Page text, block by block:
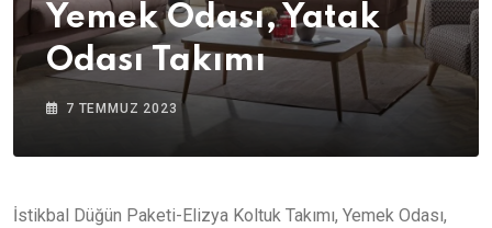
Yemek Odası, Yatak
Odası Takımı
7 TEMMUZ 2023
İstikbal Düğün Paketi-Elizya Koltuk Takımı, Yemek Odası,